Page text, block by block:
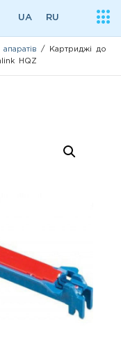
UA RU
/ Картриджі до
HQZ